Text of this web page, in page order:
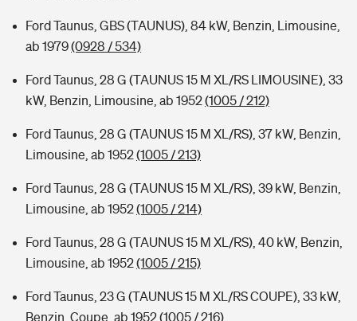
Ford Taunus, GBS (TAUNUS), 84 kW, Benzin, Limousine,
ab 1979(0928 / 534)
Ford Taunus, 28 G (TAUNUS 15 M XL/RS LIMOUSINE), 33
kW, Benzin, Limousine, ab 1952(1005 / 212)
Ford Taunus, 28 G (TAUNUS 15 M XL/RS), 37 kW, Benzin,
Limousine, ab 1952(1005 / 213)
Ford Taunus, 28 G (TAUNUS 15 M XL/RS), 39 kW, Benzin,
Limousine, ab 1952(1005 / 214)
Ford Taunus, 28 G (TAUNUS 15 M XL/RS), 40 kW, Benzin,
Limousine, ab 1952(1005 / 215)
Ford Taunus, 23 G (TAUNUS 15 M XL/RS COUPE), 33 kW,
Benzin, Coupe, ab 1952(1005 / 216)